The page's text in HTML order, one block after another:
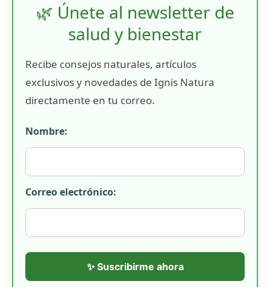
🌿 Únete al newsletter de
salud y bienestar
Recibe consejos naturales, artículos
exclusivos y novedades de Ignis Natura
directamente en tu correo.
Nombre:
Correo electrónico:
✨ Suscribirme ahora